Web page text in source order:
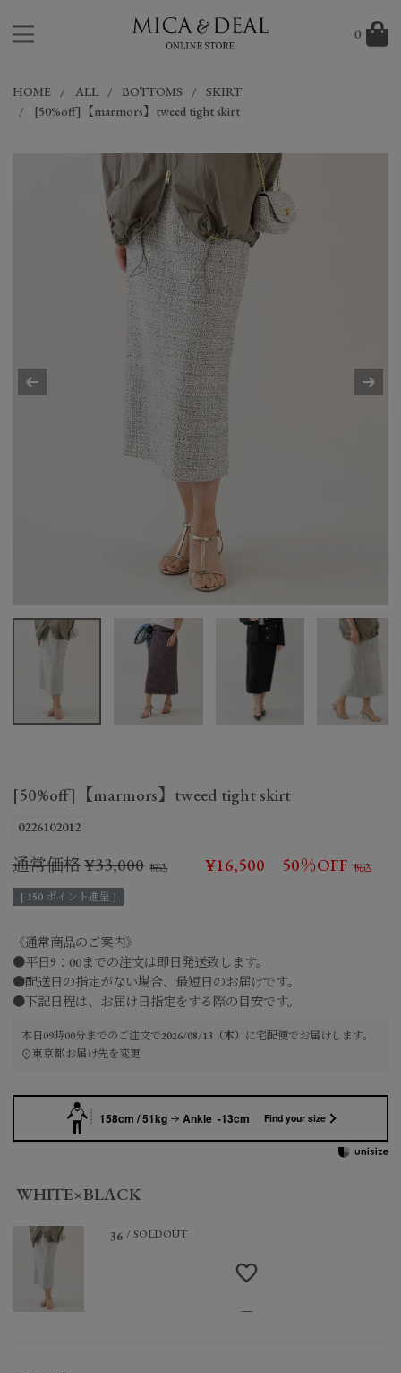
0
HOME ALL BOTTOMS
SKIRT
[50%off]【marmors】tweed tight skirt
[50%off]【marmors】tweed tight skirt
0226102012
通常価格¥33,000 ¥16,500 50％OFF
[ 150 ポイント進呈 ]
《通常商品のご案内》
●平日9：00までの注文は即日発送致します。
●配送日の指定がない場合、最短日のお届けです。
●下記日程は、お届け日指定をする際の目安です。
本日09時00分までのご注文で2026/08/13（木） に宅配便でお届けします。
東京都お届け先を変更
158cm / 51kg Ankle -13cm Find your size
WHITE×BLACK
36 SOLDOUT
—